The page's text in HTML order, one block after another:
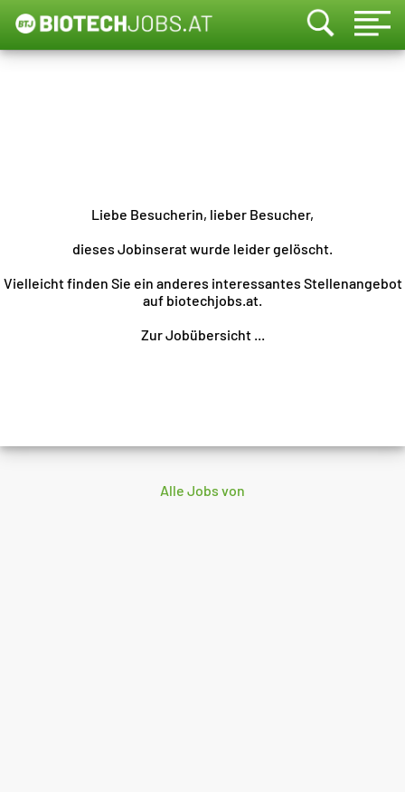
Liebe Besucherin, lieber Besucher,
dieses Jobinserat wurde leider gelöscht.
Vielleicht finden Sie ein anderes interessantes Stellenangebot
auf biotechjobs.at.
Zur Jobübersicht ...
Alle Jobs von